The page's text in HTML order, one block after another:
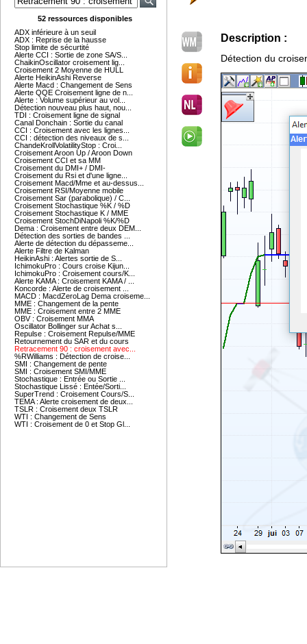
52 ressources disponibles
ADX inférieure à un seuil
ADX : Reprise de la hausse
Stop limite de sécurtité
Alerte CCI : Sortie de zone SA/S...
ChaikinOscillator croisement lig...
Croisement 2 Moyenne de HULL
Alerte HeikinAshi Reverse
Alerte Macd : Changement de Sens
Alerte QQE Croisement ligne de n...
Alerte : Volume supérieur au vol...
Détection nouveau plus haut, nou...
TDI : Croisement ligne de signal
Canal Donchain : Sortie du canal
CCI : Croisement avec les lignes...
CCI : détection des niveaux de s...
ChandeKrollVolatilityStop : Croi...
Croisement Aroon Up / Aroon Down
Croisement CCI et sa MM
Croisement du DMI+ / DMI-
Croisement du Rsi et d'une ligne...
Croisement Macd/Mme et au-dessus...
Croisement RSI/Moyenne mobile
Croisement Sar (parabolique) / C...
Croisement Stochastique %K / %D
Croisement Stochastique K / MME
Croisement StochDiNapoli %K/%D
Dema : Croisement entre deux DEM...
Détection des sorties de bandes ...
Alerte de détection du dépasseme...
Alerte Filtre de Kalman
HeikinAshi : Alertes sortie de S...
IchimokuPro : Cours croise Kijun...
IchimokuPro : Croisement cours/K...
Alerte KAMA : Croisement KAMA / ...
Koncorde : Alerte de croisement ...
MACD : MacdZeroLag Dema croiseme...
MME : Changement de la pente
MME : Croisement entre 2 MME
OBV : Croisement MMA
Oscillator Bollinger sur Achat s...
Repulse : Croisement Repulse/MME
Retournement du SAR et du cours
Retracement 90 : croisement avec...
%RWilliams : Détection de croise...
SMI : Changement de pente
SMI : Croisement SMI/MME
Stochastique : Entrée ou Sortie ...
Stochastique Lissé : Entée/Sorti...
SuperTrend : Croisement Cours/S...
TEMA : Alerte croisement de deux...
TSLR : Croisement deux TSLR
WTI : Changement de Sens
WTI : Croisement de 0 et Stop Gl...
Description :
Détection du